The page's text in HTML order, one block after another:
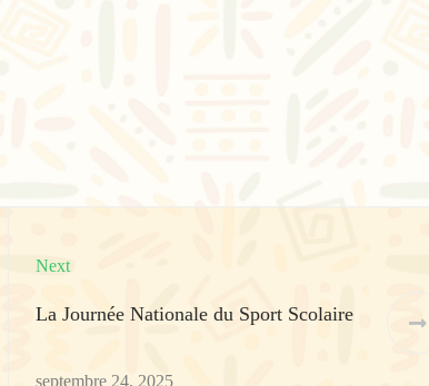
Next
La Journée Nationale du Sport Scolaire
septembre 24, 2025